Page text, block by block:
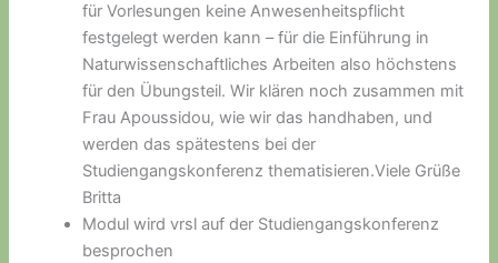
für Vorlesungen keine Anwesenheitspflicht
festgelegt werden kann – für die Einführung in
Naturwissenschaftliches Arbeiten also höchstens
für den Übungsteil. Wir klären noch zusammen mit
Frau Apoussidou, wie wir das handhaben, und
werden das spätestens bei der
Studiengangskonferenz thematisieren.Viele Grüße
Britta
Modul wird vrsl auf der Studiengangskonferenz
besprochen